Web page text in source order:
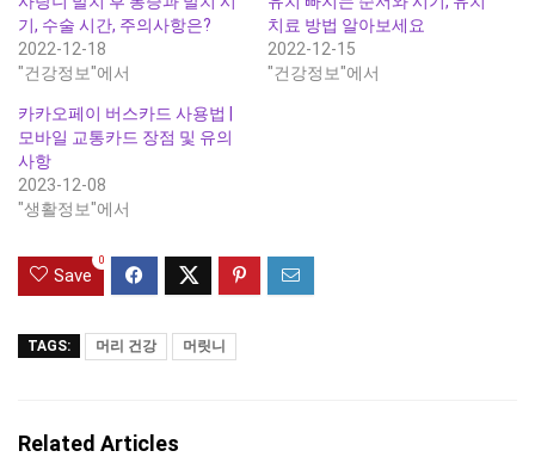
기, 수술 시간, 주의사항은?
2022-12-18
"건강정보"에서
치료 방법 알아보세요
2022-12-15
"건강정보"에서
카카오페이 버스카드 사용법 |
모바일 교통카드 장점 및 유의
사항
2023-12-08
"생활정보"에서
Save
0
TAGS: 머리 건강 머릿니
Related Articles